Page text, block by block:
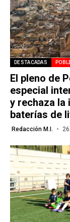
DESTACADAS
El pleno de
especial
y rechaza la
baterías de
Redacción M.I.